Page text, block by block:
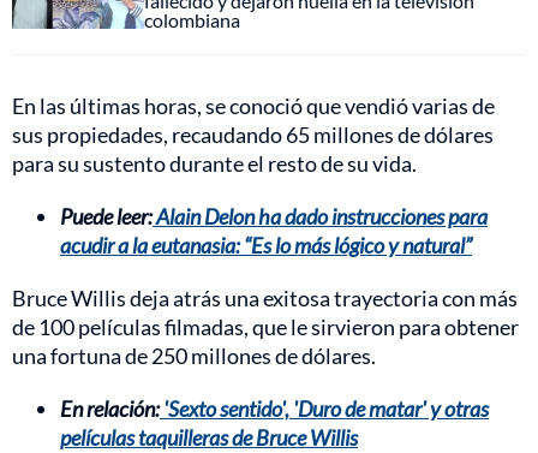
colombiana
En las últimas horas, se conoció que vendió varias de
sus propiedades, recaudando 65 millones de dólares
para su sustento durante el resto de su vida.
Puede leer:Alain Delon ha dado instrucciones para
acudir a la eutanasia: “Es lo más lógico y natural”
Bruce Willis deja atrás una exitosa trayectoria con más
de 100 películas filmadas, que le sirvieron para obtener
una fortuna de 250 millones de dólares.
En relación:'Sexto sentido', 'Duro de matar' y otras
películas taquilleras de Bruce Willis